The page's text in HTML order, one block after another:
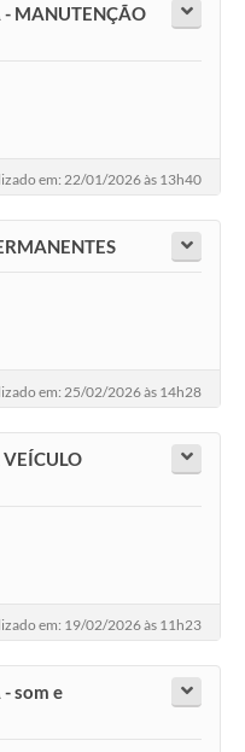
- MANUTENÇÃO
em: 22/01/2026 às 13h40
em: 25/02/2026 às 14h28
em: 19/02/2026 às 11h23
- som e